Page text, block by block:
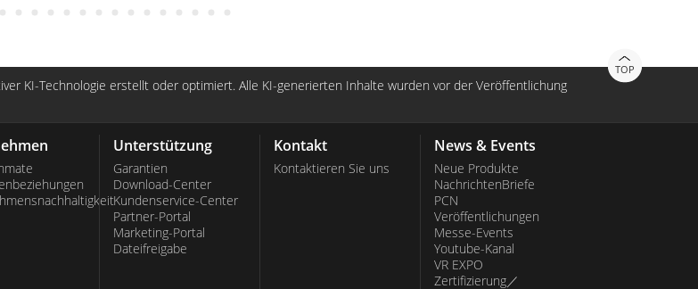
TOP
KI-Technologie erstellt oder optimiert. Alle KI-generierten Inhalte wurden vor der Veröffentlichung
Unterstützung
Garantien
Download-Center
Kundenservice-Center
Partner-Portal
Marketing-Portal
Dateifreigabe
Kontakt
Kontaktieren Sie uns
News & Events
Neue Produkte
NachrichtenBriefe
PCN
Veröffentlichungen
Messe-Events
Youtube-Kanal
VR EXPO
Zertifizierung／